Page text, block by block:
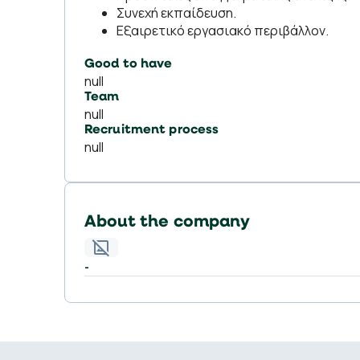
Συνεχή εκπαίδευση.
Εξαιρετικό εργασιακό περιβάλλον.
Good to have
null
Team
null
Recruitment process
null
About the company
-